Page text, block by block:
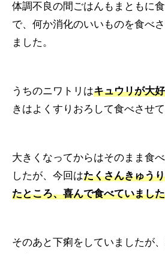
体調不良の間ごはんもまともに
で、何か消化のいいものを食べ
ました。
うちのニワトリはキュウリが大
きはよくすりおろして食べさせて
大きくなってからはそのまま食
したが、今回はたくさんきゅう
たところ、喜んで食べていました
そのあと下痢をしていましたが